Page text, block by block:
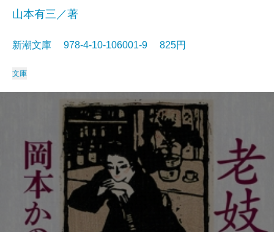
山本有三／著
新潮文庫 978-4-10-106001-9 825円
文庫